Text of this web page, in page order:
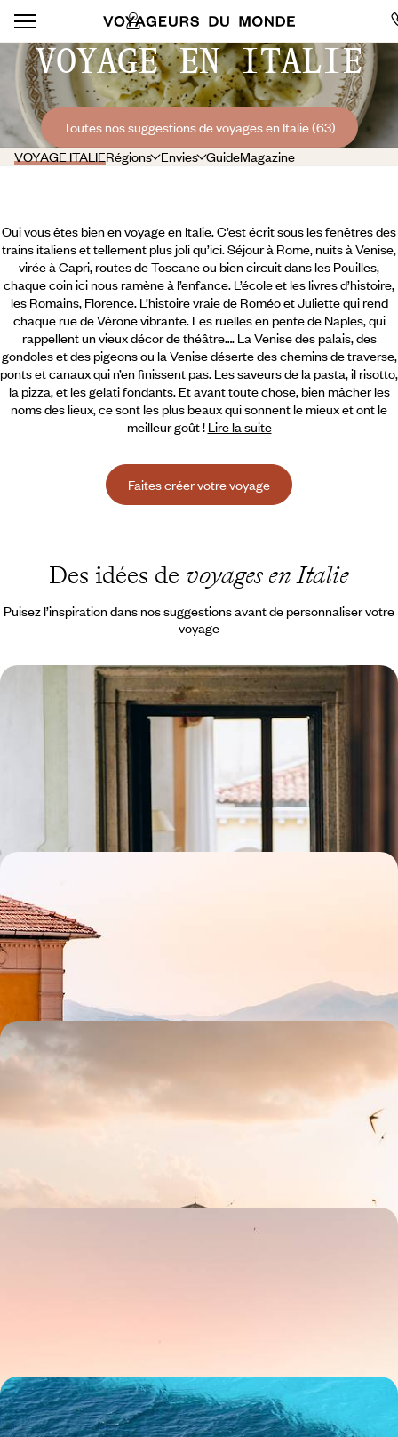
VOYAGE EN ITALIE
Toutes nos suggestions de voyages en Italie (63)
VOYAGE ITALIERégions Envies GuideMagazine
Oui vous êtes bien en voyage en Italie. C’est écrit sous les fenêtres des
trains italiens et tellement plus joli qu’ici. Séjour à Rome, nuits à Venise,
virée à Capri, routes de Toscane ou bien circuit dans les Pouilles,
chaque coin ici nous ramène à l’enfance. L’école et les livres d’histoire,
les Romains, Florence. L’histoire vraie de Roméo et Juliette qui rend
chaque rue de Vérone vibrante. Les ruelles en pente de Naples, qui
rappellent un vieux décor de théâtre…. La Venise des palais, des
gondoles et des pigeons ou la Venise déserte des chemins de traverse,
ponts et canaux qui n’en finissent pas. Les saveurs de la pasta, il risotto,
la pizza, et les gelati fondants. Et avant toute chose, bien mâcher les
noms des lieux, ce sont les plus beaux qui sonnent le mieux et ont le
meilleur goût ! Lire la suite
Faites créer votre voyage
Des idées de voyages en Italie
Puisez l’inspiration dans nos suggestions avant de personnaliser votre
voyage
Venise loin des clichés - Du Cannaregio à l'île de
Séjourner dans un palazzo du XVIe en plein Cannaregio puis dans un
refuge intimiste au cœur du vignoble insulaire de Mazzorbo : le privilège
4 jours, de 1700 à 2200 €
italienne avec les bambini
Dans la douceur de l'Italie du Sud, vivre – en liberté et tous ensemble –
les beaux contrastes du golfo di Napoli
6 jours, de 1600 à 2100 €
L'Ombrie révélée - Hors des radars, l'Italie de tous
les arts
Aborder une région fière et discrète dont l’histoire, les arts, la
gastronomie et les paysages la placent sur le devant de la scène
italienne
Au Sud, une Italie plus confidentielle - La Calabre
L'île de Favignana et Palerme - Au large de la Sicile,
la douceur des Égades